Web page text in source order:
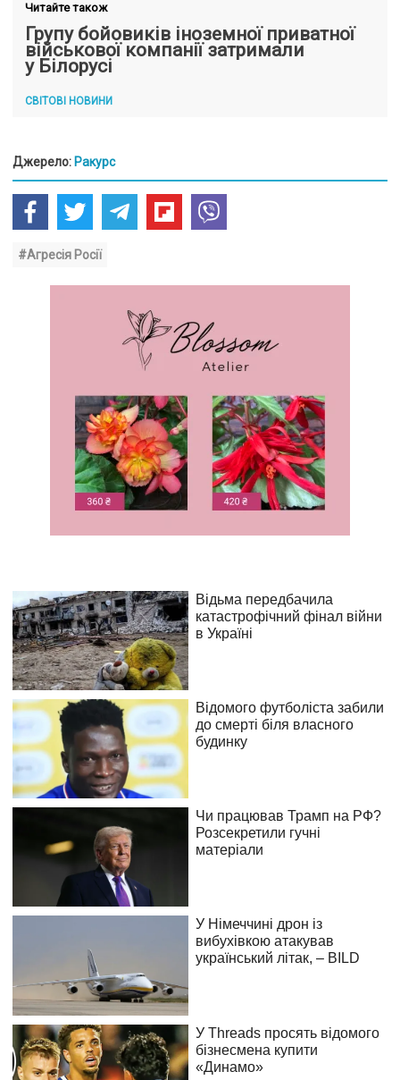
Читайте також
Групу бойовиків іноземної приватної
військової компанії затримали
у Білорусі
СВІТОВІ НОВИНИ
Джерело: Ракурс
#Агресія Росії